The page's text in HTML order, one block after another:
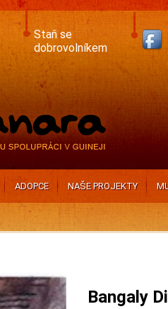
Staň se
dobrovolníkem
ADOPCE NAŠE PROJEKTY
Bangaly